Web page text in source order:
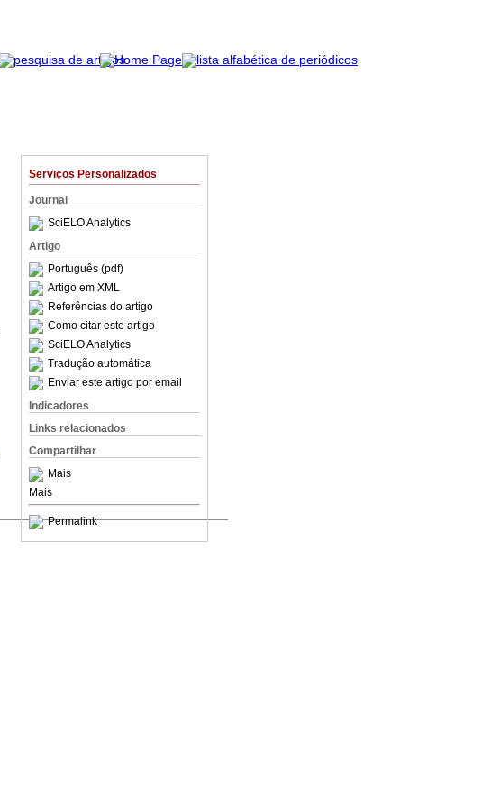
Serviços Personalizados
Journal
SciELO Analytics
Artigo
Português (pdf)
Artigo em XML
Referências do artigo
Como citar este artigo
SciELO Analytics
Tradução automática
Enviar este artigo por email
Indicadores
Links relacionados
Compartilhar
Mais
Mais
Permalink